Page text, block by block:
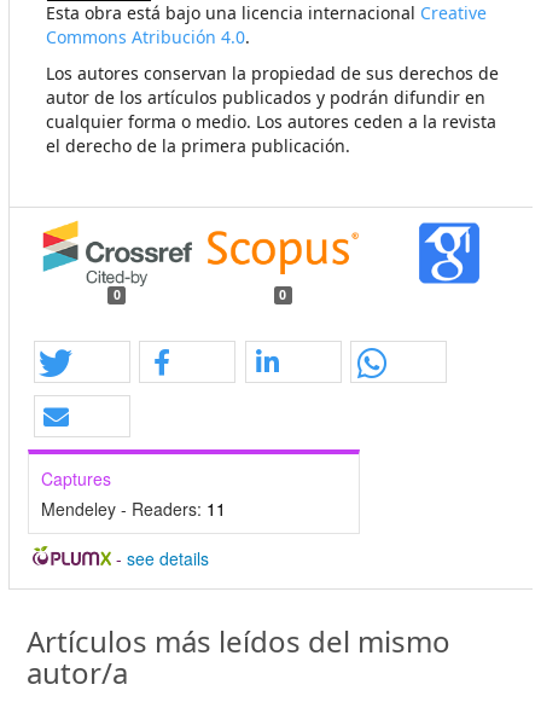
Esta obra está bajo una licencia internacional Creative
Commons Atribución 4.0.
Los autores conservan la propiedad de sus derechos de
autor de los artículos publicados y podrán difundir en
cualquier forma o medio. Los autores ceden a la revista
el derecho de la primera publicación.
0 0
Captures
Mendeley - Readers: 11
-see details
Artículos más leídos del mismo
autor/a